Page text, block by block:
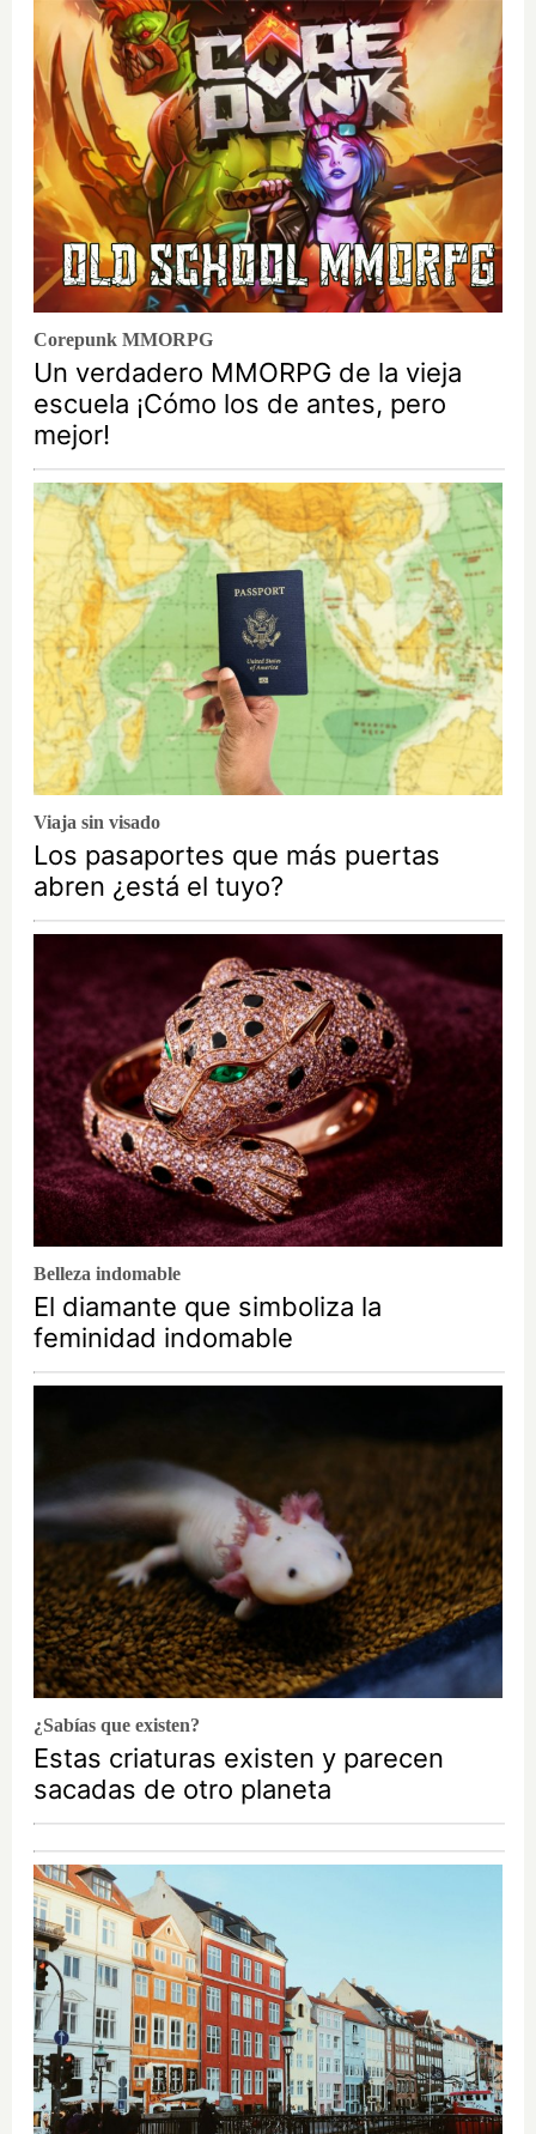
Corepunk MMORPG
Un verdadero MMORPG de la vieja
escuela ¡Cómo los de antes, pero
mejor!
Viaja sin visado
Los pasaportes que más puertas
abren ¿está el tuyo?
Belleza indomable
El diamante que simboliza la
feminidad indomable
¿Sabías que existen?
Estas criaturas existen y parecen
sacadas de otro planeta